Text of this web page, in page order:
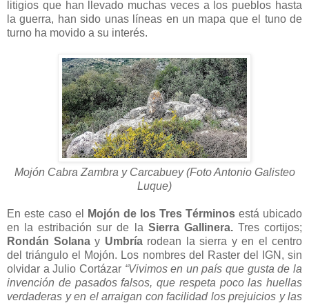
litigios que han llevado muchas veces a los pueblos hasta
la guerra, han sido unas líneas en un mapa que el tuno de
turno ha movido a su interés.
Mojón Cabra Zambra y Carcabuey (Foto Antonio Galisteo
Luque)
En este caso el Mojón de los Tres Términos está ubicado
en la estribación sur de la Sierra Gallinera.Tres cortijos;
Rondán Solanay Umbríarodean la sierra y en el centro
del triángulo el Mojón. Los nombres del Raster del IGN, sin
olvidar a Julio Cortázar “Vivimos en un país que gusta de la
invención de pasados falsos, que respeta poco las huellas
verdaderas y en el arraigan con facilidad los prejuicios y las